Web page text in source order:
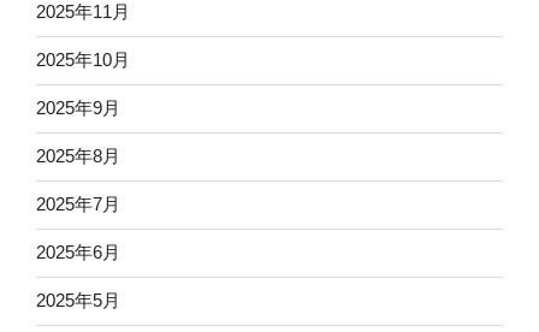
2025年11月
2025年10月
2025年9月
2025年8月
2025年7月
2025年6月
2025年5月